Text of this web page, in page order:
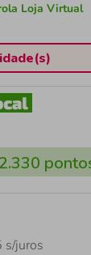
Loja Virtual
s/juros